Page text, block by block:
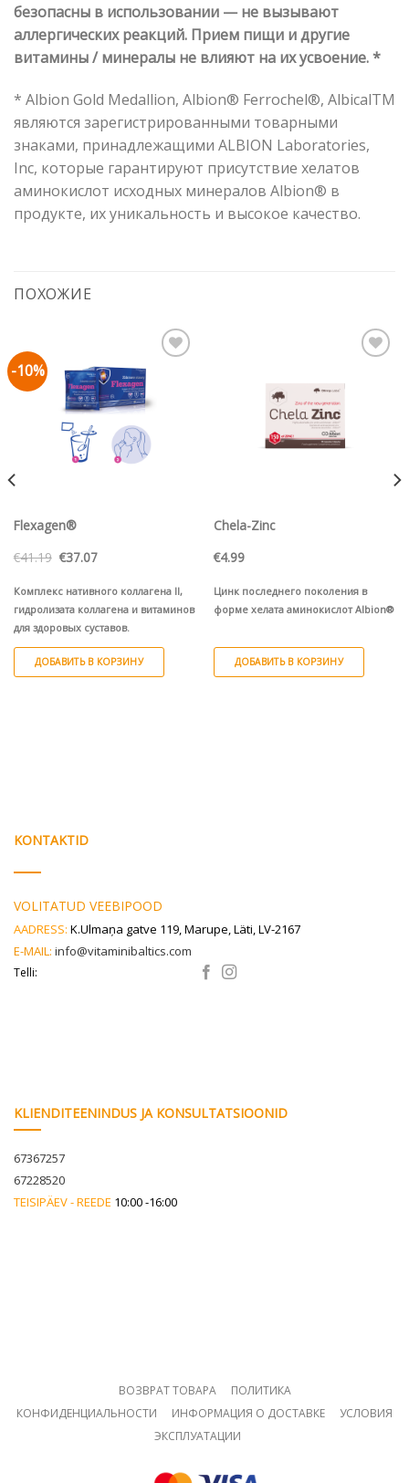
безопасны в использовании — не вызывают
аллергических реакций. Прием пищи и другие
витамины / минералы не влияют на их усвоение. *
* Albion Gold Medallion, Albion® Ferrochel®, AlbicalTM
являются зарегистрированными товарными
знаками, принадлежащими ALBION Laboratories,
Inc, которые гарантируют присутствие хелатов
аминокислот исходных минералов Albion® в
продукте, их уникальность и высокое качество.
ПОХОЖИЕ
-10%
Pievienot vēlmju
sarakstam
Flexagen®
€41.19 Первоначальная
цена
€41.19.
€37.07Текущая
Комплекс нативного коллагена II,
гидролизата коллагена и витаминов
для здоровых суставов.
ДОБАВИТЬ В КОРЗИНУ
sarakstam
Chela-Zinc
€4.99
Цинк последнего поколения в
форме хелата аминокислот Albion®
ДОБАВИТЬ В КОРЗИНУ
ВОЗВРАТ ТОВАРА
ПОЛИТИКА
КОНФИДЕНЦИАЛЬНОСТИ
ИНФОРМАЦИЯ О ДОСТАВКЕ
УСЛОВИЯ
ЭКСПЛУАТАЦИИ
KONTAKTID
VOLITATUD VEEBIPOOD
AADRESS: K.Ulmaņa gatve 119, Marupe, Läti, LV-2167
E-MAIL: info@vitaminibaltics.com
Telli:
KLIENDITEENINDUS JA KONSULTATSIOONID
67367257
67228520
TEISIPÄEV - REEDE 10:00 -16:00